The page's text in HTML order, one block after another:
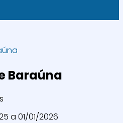
Baraúna
a 01/01/2026